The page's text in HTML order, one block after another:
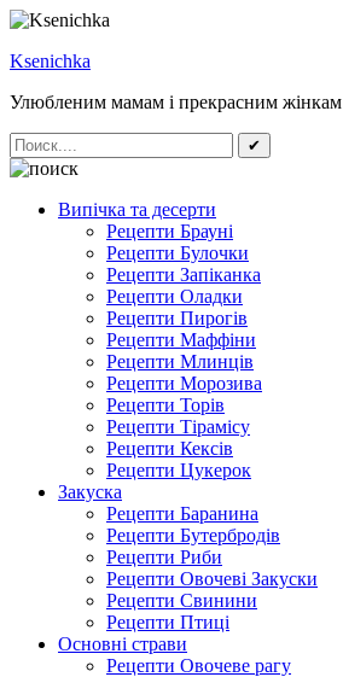
Ksenichka
Улюбленим мамам і прекрасним жінкам
✔
Випічка та десерти
Рецепти Брауні
Рецепти Булочки
Рецепти Запіканка
Рецепти Оладки
Рецепти Пирогів
Рецепти Маффіни
Рецепти Млинців
Рецепти Морозива
Рецепти Торів
Рецепти Тірамісу
Рецепти Кексів
Рецепти Цукерок
Закуска
Рецепти Баранина
Рецепти Бутербродів
Рецепти Риби
Рецепти Овочеві Закуски
Рецепти Свинини
Рецепти Птиці
Основні страви
Рецепти Овочеве рагу